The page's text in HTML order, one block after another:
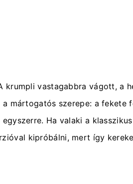
krumpli vastagabbra vágott, a
mártogatós szerepe: a fekete
Ha valaki a
kipróbálni, mert így